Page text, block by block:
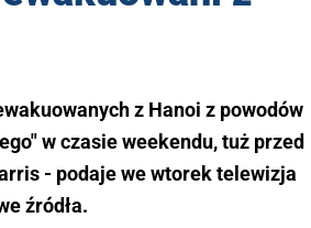
z Hanoi z powodów
w czasie weekendu, tuż przed
- podaje we wtorek telewizja
źródła.